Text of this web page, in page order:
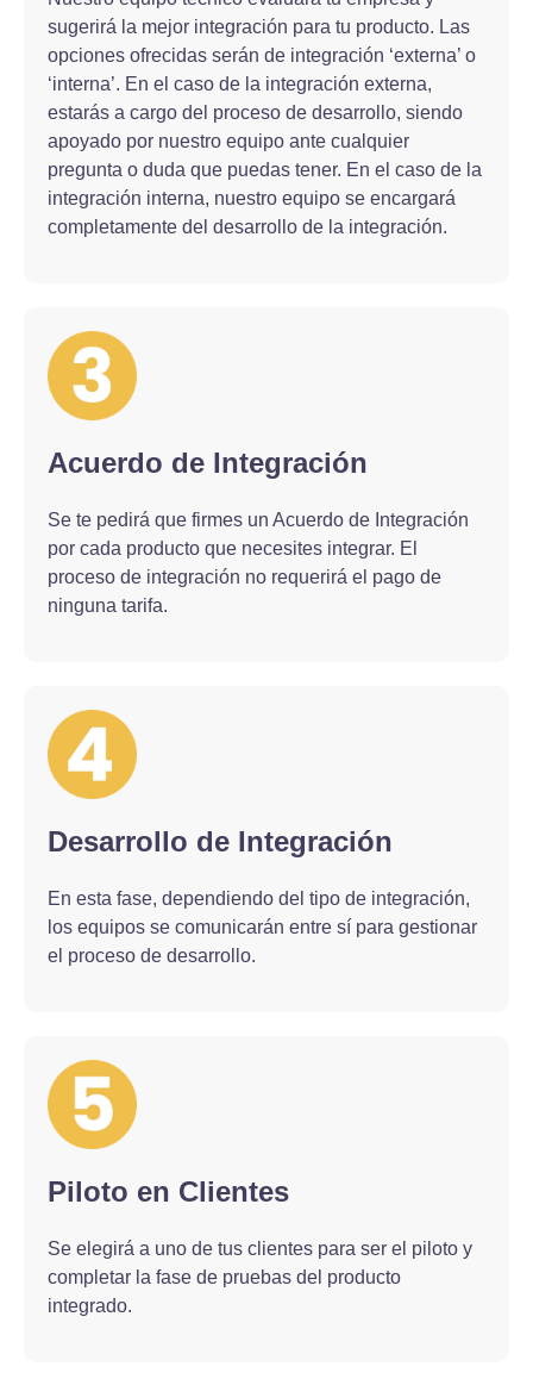
sugerirá la mejor integración para tu producto. Las
opciones ofrecidas serán de integración ‘externa’ o
‘interna’. En el caso de la integración externa,
estarás a cargo del proceso de desarrollo, siendo
apoyado por nuestro equipo ante cualquier
pregunta o duda que puedas tener. En el caso de la
integración interna, nuestro equipo se encargará
completamente del desarrollo de la integración.
Acuerdo de Integración
Se te pedirá que firmes un Acuerdo de Integración
por cada producto que necesites integrar. El
proceso de integración no requerirá el pago de
ninguna tarifa.
Desarrollo de Integración
En esta fase, dependiendo del tipo de integración,
los equipos se comunicarán entre sí para gestionar
el proceso de desarrollo.
Piloto en Clientes
Se elegirá a uno de tus clientes para ser el piloto y
completar la fase de pruebas del producto
integrado.